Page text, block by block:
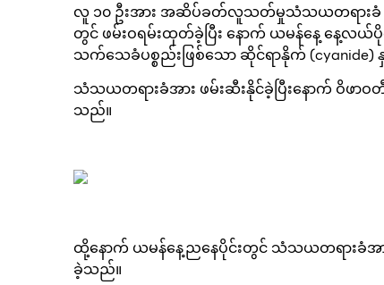
လူ ၁၀ ဦးအား အဆိပ်ခတ်လူသတ်မှုသံသယတရားခံ ထို
တွင် ဖမ်းဝရမ်းထုတ်ခဲ့ပြီး နောက် ယမန်နေ့ နေ့လယ်
သက်သေခံပစ္စည်းဖြစ်သော ဆိုင်ရာနိုက်
သံသယတရားခံအား ဖမ်းဆီးနိုင်ခဲ့ပြီးနောက် ဝိဖာ
သည်။
ထို့နောက် ယမန်နေ့ညနေပိုင်းတွင် သံသယတရားခံအာ
ခဲ့သည်။